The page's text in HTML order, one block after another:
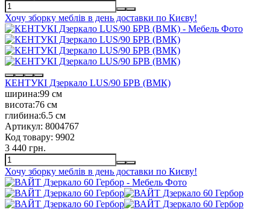
Хочу зборку меблів в день доставки по Києву!
КЕНТУКІ Дзеркало LUS/90 БРВ (ВМК)
ширина:99 см
висота:76 см
глибина:6.5 см
Артикул: 8004767
Код товару: 9902
3 440 грн.
Хочу зборку меблів в день доставки по Києву!